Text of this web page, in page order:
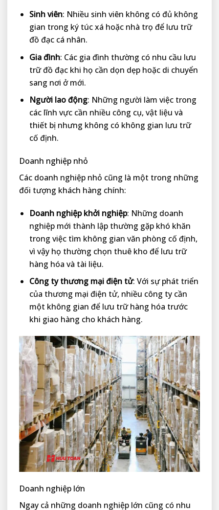
Sinh viên: Nhiều sinh viên không có đủ không
gian trong ký túc xá hoặc nhà trọ để lưu trữ
đồ đạc cá nhân.
Gia đình: Các gia đình thường có nhu cầu lưu
trữ đồ đạc khi họ cần dọn dẹp hoặc di chuyển
sang nơi ở mới.
Người lao động: Những người làm việc trong
các lĩnh vực cần nhiều công cụ, vật liệu và
thiết bị nhưng không có không gian lưu trữ
cố định.
Doanh nghiệp nhỏ
Các doanh nghiệp nhỏ cũng là một trong những
đối tượng khách hàng chính:
Doanh nghiệp khởi nghiệp: Những doanh
nghiệp mới thành lập thường gặp khó khăn
trong việc tìm không gian văn phòng cố định,
vì vậy họ thường chọn thuê kho để lưu trữ
hàng hóa và tài liệu.
Công ty thương mại điện tử: Với sự phát triển
của thương mại điện tử, nhiều công ty cần
một không gian để lưu trữ hàng hóa trước
khi giao hàng cho khách hàng.
Doanh nghiệp lớn
Ngay cả những doanh nghiệp lớn cũng có nhu